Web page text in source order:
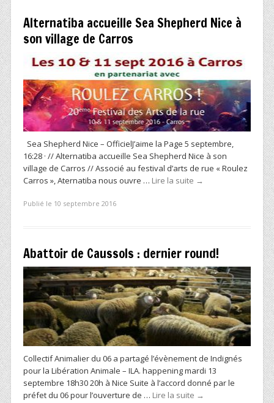
Alternatiba accueille Sea Shepherd Nice à
son village de Carros
Sea Shepherd Nice – OfficielJ’aime la Page 5 septembre,
16:28 · // Alternatiba accueille Sea Shepherd Nice à son
village de Carros // Associé au festival d’arts de rue « Roulez
Carros », Aternatiba nous ouvre … Lire la suite →
Publié le 10 septembre 2016
Abattoir de Caussols : dernier round!
Collectif Animalier du 06 a partagé l’évènement de Indignés
pour la Libération Animale – ILA. happening mardi 13
septembre 18h30 20h à Nice Suite à l’accord donné par le
préfet du 06 pour l’ouverture de … Lire la suite →